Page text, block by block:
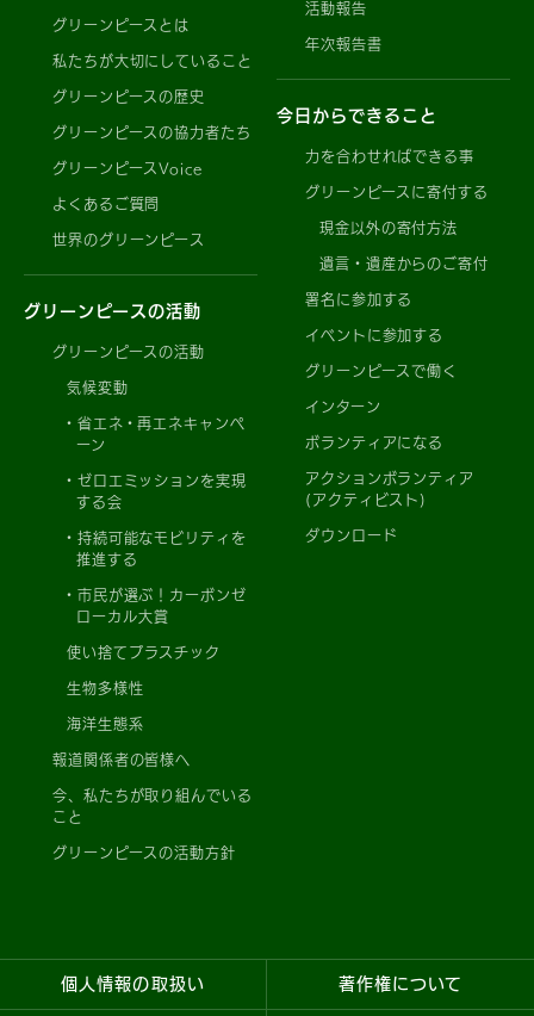
グリーンピースとは
私たちが大切にしていること
グリーンピースの歴史
グリーンピースの協力者たち
グリーンピースVoice
よくあるご質問
世界のグリーンピース
グリーンピースの活動
グリーンピースの活動
気候変動
省エネ・再エネキャンペ
ーン
ゼロエミッションを実現
する会
持続可能なモビリティを
推進する
市民が選ぶ！カーボンゼ
ローカル大賞
使い捨てプラスチック
生物多様性
海洋生態系
報道関係者の皆様へ
今、私たちが取り組んでいる
こと
グリーンピースの活動方針
活動報告
年次報告書
今日からできること
力を合わせればできる事
グリーンピースに寄付する
現金以外の寄付方法
遺言・遺産からのご寄付
署名に参加する
イベントに参加する
グリーンピースで働く
インターン
ボランティアになる
アクションボランティア
(アクティビスト)
ダウンロード
個人情報の取扱い 著作権について